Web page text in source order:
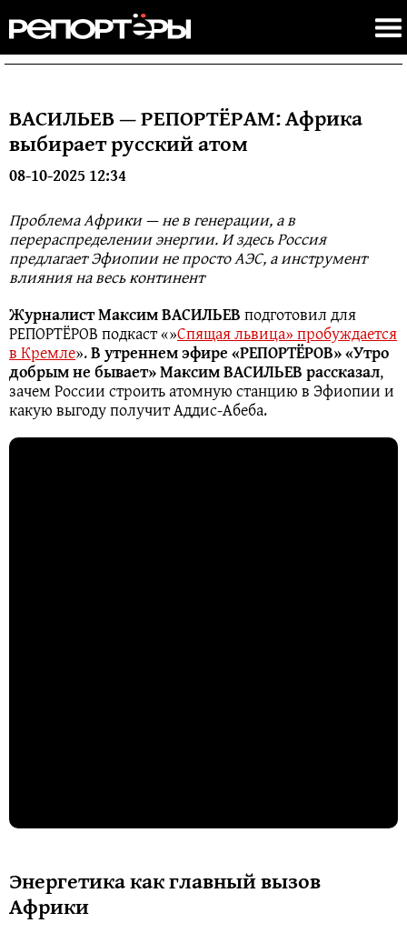
ВАСИЛЬЕВ — РЕПОРТËРАМ: Африка
выбирает русский атом
08-10-2025 12:34
Проблема Африки — не в генерации, а в
перераспределении энергии. И здесь Россия
предлагает Эфиопии не просто АЭС, а инструмент
влияния на весь континент
Журналист Максим ВАСИЛЬЕВподготовил для
РЕПОРТЁРОВ подкаст «»Спящая львица» пробуждается
в Кремле».В утреннем эфире «РЕПОРТЁРОВ» «Утро
добрым не бывает» Максим ВАСИЛЬЕВ рассказал,
зачем России строить атомную станцию в Эфиопии и
какую выгоду получит Аддис-Абеба.
Энергетика как главный вызов
Африки